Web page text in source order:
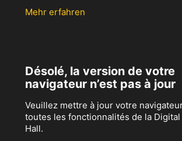
Mehr erfahren
Désolé, la version de votre
navigateur n’est pas à jour
Veuillez mettre à jour votre
toutes les fonctionnalités de la
Hall.